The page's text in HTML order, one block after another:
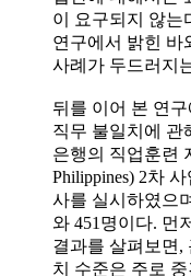
이 요구되지 않는
연구에서 밝힌 바
사례가 두드러지
뒤를 이어 본 연
직무 불일치에 관
은행의 직업훈련
Philippines) 2차
사를 실시하였으
와 451명이다. 먼
결과를 살펴보면,
치 수준은 주로